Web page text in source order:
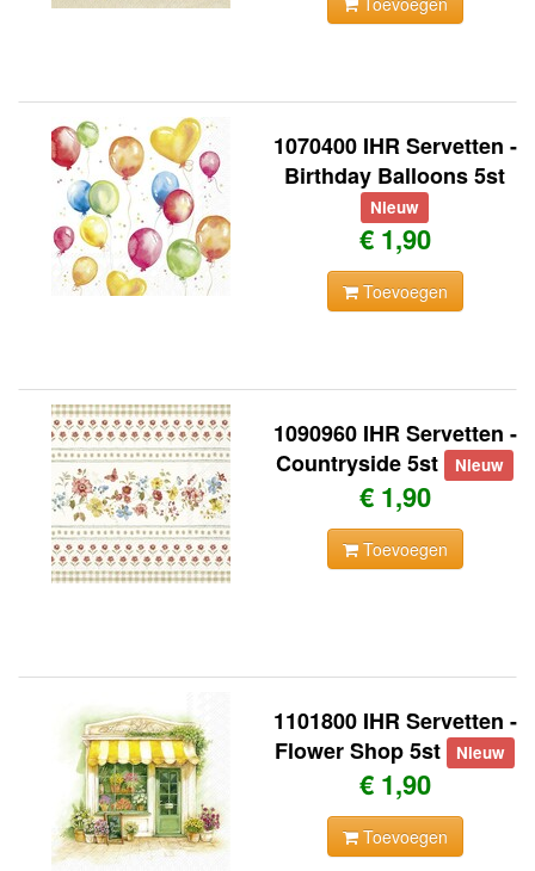
1070400 IHR Servetten -
Birthday Balloons 5st
Nieuw
€ 1,90
Toevoegen
1090960 IHR Servetten -
Countryside 5st Nieuw
€ 1,90
Toevoegen
1101800 IHR Servetten -
Flower Shop 5st
Nieuw
€ 1,90
Toevoegen